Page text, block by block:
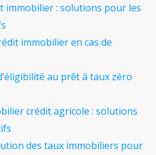
immobilier : solutions pour les
immobilier en cas de
au prêt à taux zéro
crédit agricole : solutions
des taux immobiliers pour